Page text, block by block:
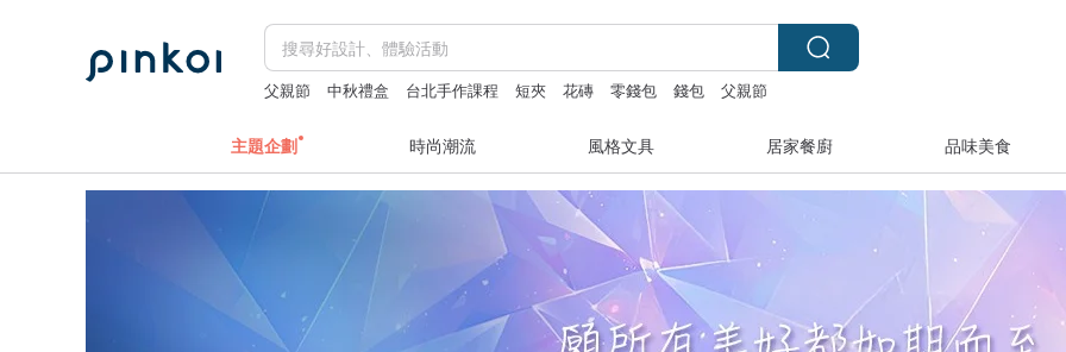
父親節 中秋禮盒 台北手作課程 短夾 花磚 零錢包 錢包 父親節
主題企劃 時尚潮流 風格文具 居家餐廚 品味美食